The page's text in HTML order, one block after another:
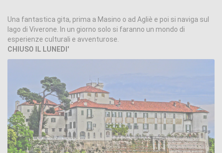
Una fantastica gita, prima a Masino o ad Agliè e poi si naviga sul
lago di Viverone. In un giorno solo si faranno un mondo di
esperienze culturali e avventurose.
CHIUSO IL LUNEDI'